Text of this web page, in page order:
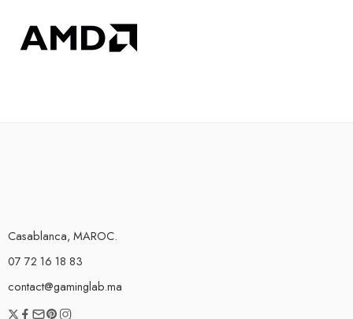
Casablanca, MAROC.
07 72 16 18 83
contact@gaminglab.ma